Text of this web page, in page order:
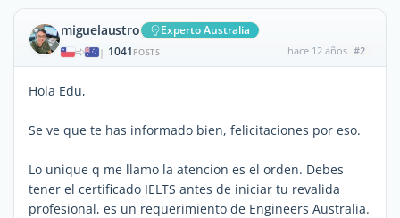
miguelaustro Experto Australia
| 1041 POSTS hace 12 años #2
Hola Edu,
Se ve que te has informado bien, felicitaciones por eso.
Lo unique q me llamo la atencion es el orden. Debes
tener el certificado IELTS antes de iniciar tu revalida
profesional, es un requerimiento de Engineers Australia.